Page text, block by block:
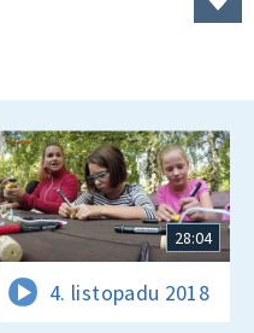
28:04
4. listopadu 2018